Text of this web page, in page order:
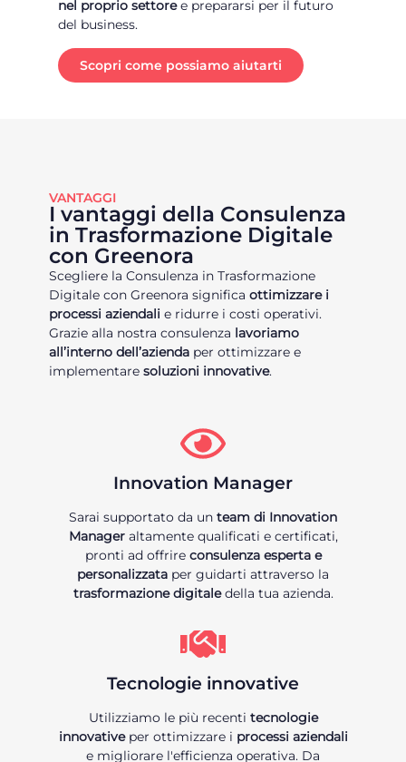
nel proprio settoree prepararsi per il futuro
del business.
Scopri come possiamo aiutarti
VANTAGGI
I vantaggi della Consulenza
in Trasformazione Digitale
con Greenora
Scegliere la Consulenza in Trasformazione
Digitale con Greenora significa ottimizzare i
processi aziendali e ridurre i costi operativi.
Grazie alla nostra consulenza lavoriamo
all’interno dell’azienda per ottimizzare e
implementare soluzioni innovative.
Innovation Manager
Sarai supportato da un team di Innovation
Manageraltamente qualificati e certificati,
pronti ad offrire consulenza esperta e
personalizzata per guidarti attraverso la
trasformazione digitaledella tua azienda.
Tecnologie innovative
Utilizziamo le più recenti tecnologie
innovativeper ottimizzare i processi aziendali
e migliorare l'efficienza operativa. Da